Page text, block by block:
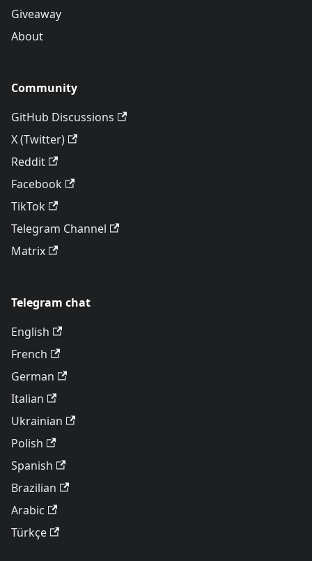
Giveaway
About
Community
GitHub Discussions
X (Twitter)
Reddit
Facebook
TikTok
Telegram Channel
Matrix
Telegram chat
English
French
German
Italian
Ukrainian
Polish
Spanish
Brazilian
Arabic
Türkçe